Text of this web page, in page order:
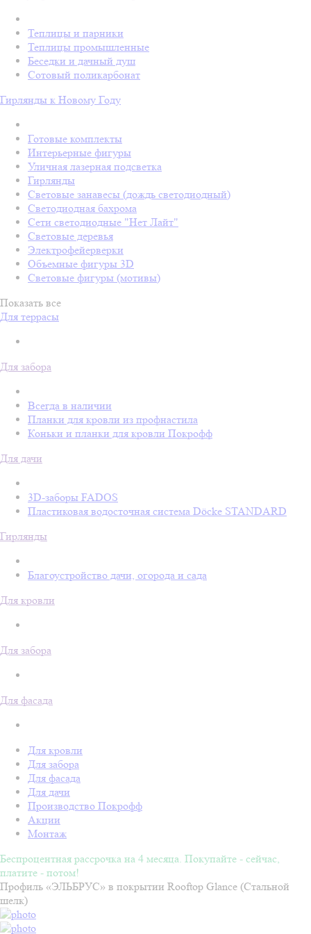
Теплицы и парники
Теплицы промышленные
Беседки и дачный душ
Сотовый поликарбонат
Гирлянды к Новому Году
Готовые комплекты
Интерьерные фигуры
Уличная лазерная подсветка
Гирлянды
Световые занавесы (дождь светодиодный)
Светодиодная бахрома
Сети светодиодные "Нет Лайт"
Световые деревья
Электрофейерверки
Объемные фигуры 3D
Световые фигуры (мотивы)
Показать все
Для террасы
Для забора
Всегда в наличии
Планки для кровли из профнастила
Коньки и планки для кровли Покрофф
Для дачи
3D-заборы FADOS
Пластиковая водосточная система Döcke STANDARD
Гирлянды
Благоустройство дачи, огорода и сада
Для кровли
Для забора
Для фасада
Для кровли
Для забора
Для фасада
Для дачи
Производство Покрофф
Акции
Монтаж
Беспроцентная рассрочка на 4 месяца. Покупайте - сейчас,
платите - потом!
Профиль «ЭЛЬБРУС» в покрытии Rooftop Glance (Стальной
шелк)